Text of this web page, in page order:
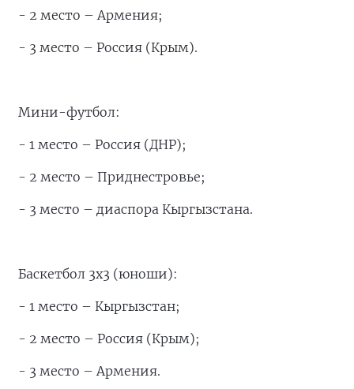
- 2 место – Армения;
- 3 место – Россия (Крым).
Мини-футбол:
- 1 место – Россия (ДНР);
- 2 место – Приднестровье;
- 3 место – диаспора Кыргызстана.
Баскетбол 3х3 (юноши):
- 1 место – Кыргызстан;
- 2 место – Россия (Крым);
- 3 место – Армения.